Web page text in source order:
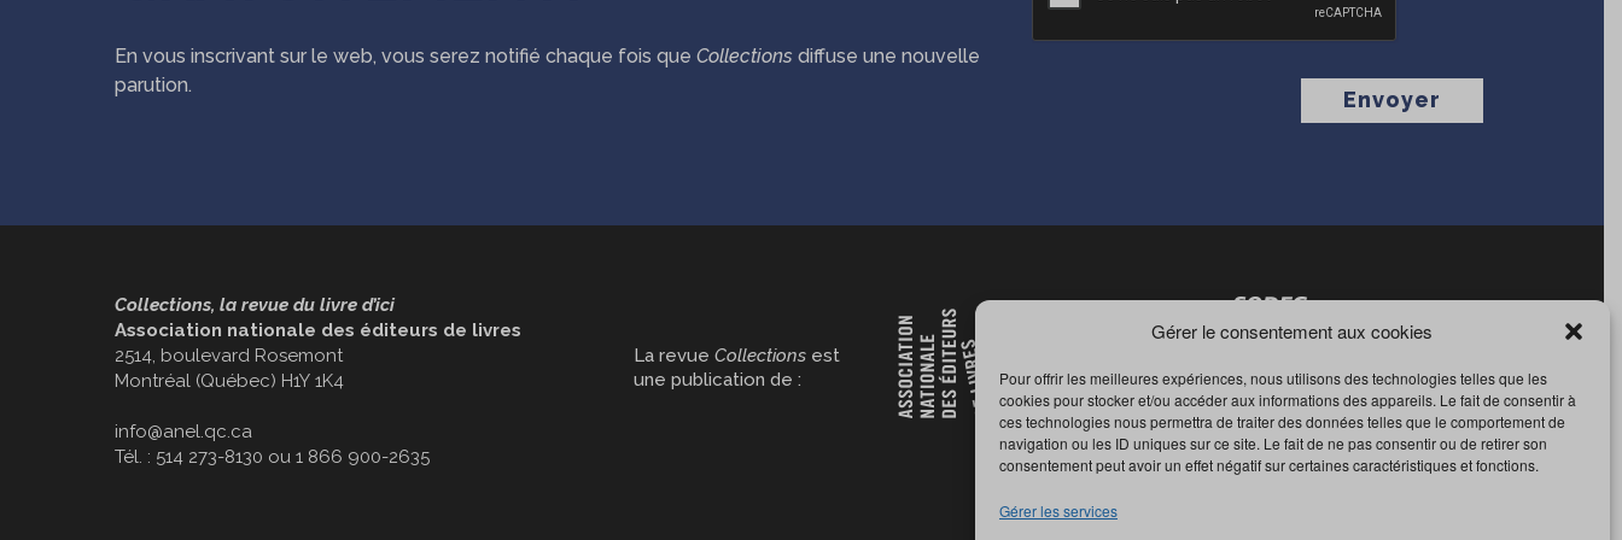
Gérer le consentement aux cookies
Pour offrir les meilleures expériences, nous utilisons des technologies telles que les
cookies pour stocker et/ou accéder aux informations des appareils. Le fait de consentir à
ces technologies nous permettra de traiter des données telles que le comportement de
navigation ou les ID uniques sur ce site. Le fait de ne pas consentir ou de retirer son
consentement peut avoir un effet négatif sur certaines caractéristiques et fonctions.
Gérer les services
En vous inscrivant sur le web, vous serez notifié chaque fois que Collections diffuse une nouvelle
parution.
Collections, la revue du livre d’ici
Association nationale des éditeurs de livres
2514, boulevard Rosemont
Montréal (Québec) H1Y 1K4
info@anel.qc.ca
Tél. : 514 273-8130 ou 1 866 900-2635
La revue Collectionsest
une publication de :